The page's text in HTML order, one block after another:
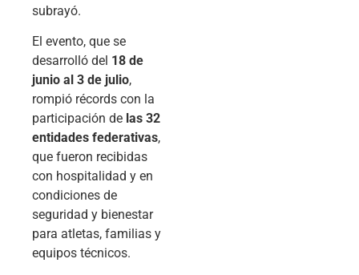
subrayó.
El evento, que se
desarrolló del 18 de
junio al 3 de julio,
rompió récords con la
participación de las 32
entidades federativas,
que fueron recibidas
con hospitalidad y en
condiciones de
seguridad y bienestar
para atletas, familias y
equipos técnicos.